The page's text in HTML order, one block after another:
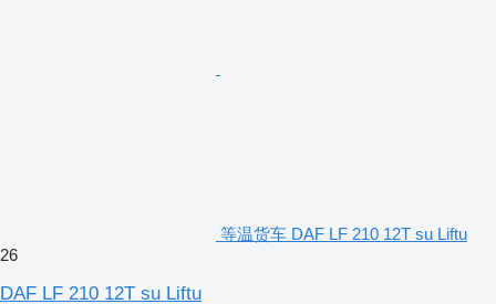
等温货车 DAF LF 210 12T su Liftu
26
DAF LF 210 12T su Liftu